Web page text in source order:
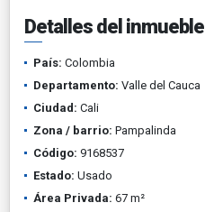
Detalles del inmueble
País: Colombia
Departamento: Valle del Cauca
Ciudad: Cali
Zona / barrio: Pampalinda
Código: 9168537
Estado: Usado
Área Privada: 67 m²